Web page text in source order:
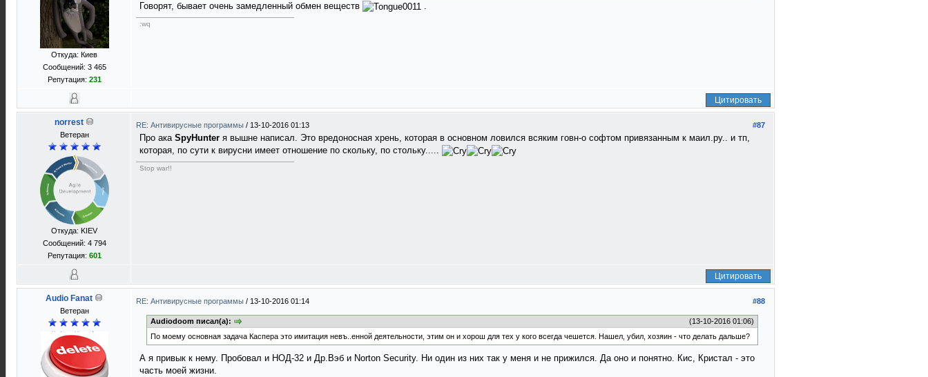
Откуда: Киев
Сообщений: 3 465
Репутация: 231
Говорят, бывает очень замедленный обмен веществ .
:wq
Цитировать
norrest
Ветеран
Откуда: KIEV
Сообщений: 4 794
Репутация: 601
#87
RE: Антивирусные программы / 13-10-2016 01:13
Про ака SpyHunter я вышне написал. Это вредоносная хрень, которая в основном ловился всяким говн-о софтом привязанным к маил.ру.. и тп,
которая, по сути к вирусни имеет отношение по скольку, по стольку.....
Stop war!!
Цитировать
Audio Fanat
Ветеран
#88
RE: Антивирусные программы / 13-10-2016 01:14
(13-10-2016 01:06)
Audiodoom писал(а):
По моему основная задача Каспера это имитация невъ..енной деятельности, этим он и хорош для тех у кого всегда чешется. Нашел, убил, хозяин - что делать дальше?
А я привык к нему. Пробовал и НОД-32 и Др.Вэб и Norton Security. Ни один из них так у меня и не прижился. Да оно и понятно. Кис, Кристал - это
часть моей жизни.